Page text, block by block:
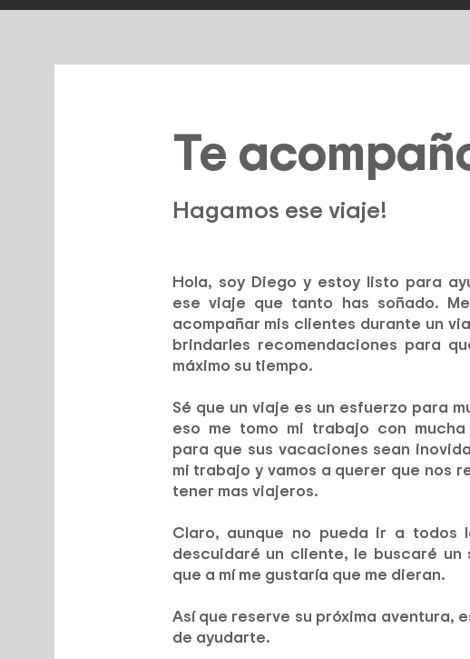
Te
Hagamos ese viaje!
Hola, soy Diego y estoy listo para
ese viaje que tanto has soñado.
acompañar mis clientes durante un
brindarles recomendaciones para
máximo su tiempo.
Sé que un viaje es un esfuerzo para
eso me tomo mi trabajo con mucha
para que sus vacaciones sean
mi trabajo y vamos a querer que nos
tener mas viajeros.
Claro, aunque no pueda ir a todos
descuidaré un cliente, le buscaré un
que a mí me gustaría que me dieran.
Así que reserve su próxima aventura,
de ayudarte.